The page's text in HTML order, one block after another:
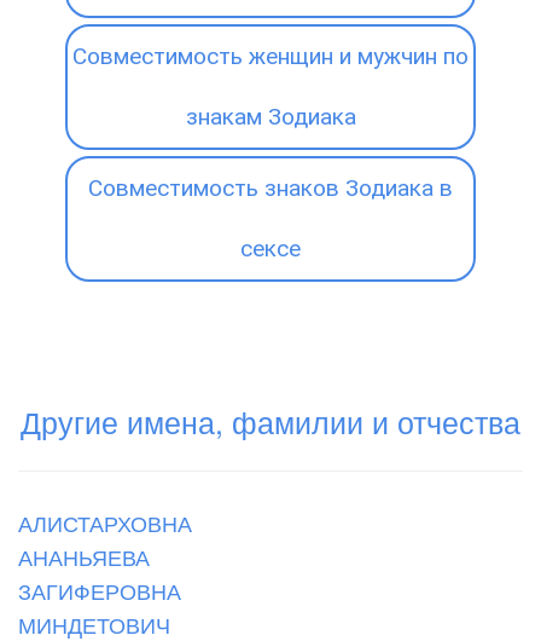
Совместимость женщин и мужчин по
знакам Зодиака
Совместимость знаков Зодиака в
сексе
Другие имена, фамилии и отчества
АЛИСТАРХОВНА
АНАНЬЯЕВА
ЗАГИФЕРОВНА
МИНДЕТОВИЧ